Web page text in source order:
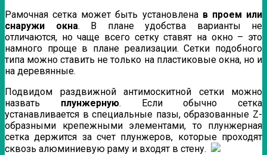
Рамочная сетка может быть установлена в проем или
снаружи окна. В плане удобства варианты не
отличаются, но чаще всего сетку ставят на окно – это
намного проще в плане реализации. Сетки подобного
типа можно ставить не только на пластиковые окна, но и
на деревянные.
Подвидом раздвижной антимоскитной сетки можно
назвать плунжерную. Если обычно сетка
устанавливается в специальные пазы, образованные Z-
образными крепежными элементами, то плунжерная
сетка держится за счет плунжеров, которые проходят
сквозь алюминиевую раму и входят в стену.